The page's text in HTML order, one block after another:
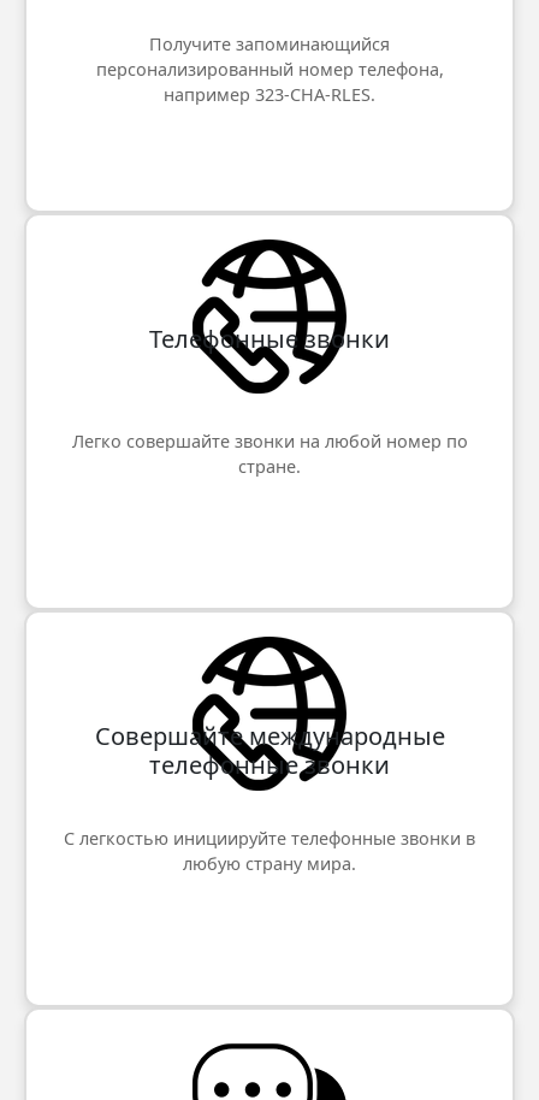
Получите запоминающийся
персонализированный номер телефона,
например 323-CHA-RLES.
Телефонные звонки
Легко совершайте звонки на любой номер по
стране.
Совершайте международные
телефонные звонки
С легкостью инициируйте телефонные звонки в
любую страну мира.